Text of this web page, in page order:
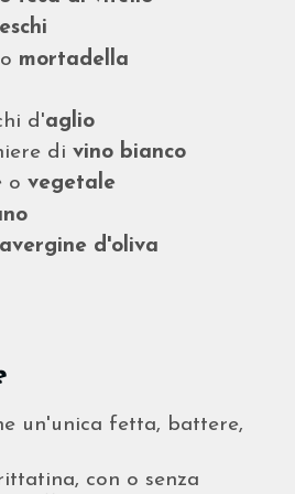
o mortadella
d'aglio
divino bianco
ovegetale
d'oliva
un'unica fetta, battere,
con o senza